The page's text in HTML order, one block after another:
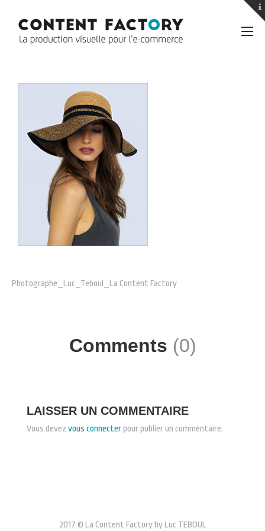
Photographe_Luc_Teboul_La Content Factory
Comments (0)
LAISSER UN COMMENTAIRE
Vous devez vous connecterpour publier un commentaire.
2017 © La Content Factory by Luc TEBOUL